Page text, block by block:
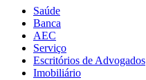
Saúde
Banca
AEC
Serviço
Escritórios de Advogados
Imobiliário